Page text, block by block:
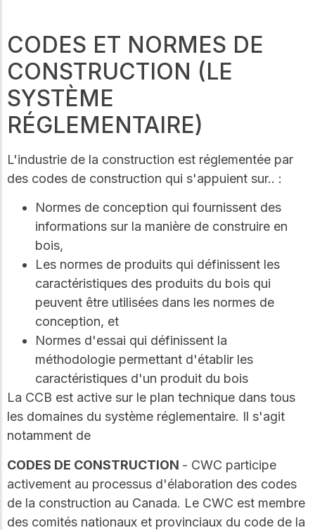
Outils de
conception
Outils et calculateurs
certifiés pour vous
aider à concevoir des
structures en bois
efficaces et durables
sécurité.
en ligne
Développez votre
cours en ligne, des
ateliers et des
formations sur la
construction en bois,
meilleures pratiques.
Réseau
d'innovation
dans le domaine
du bois
Connectez-vous avec
explorez des idées de
pointe qui stimulent
l'innovation dans la
construction en bois et
la durabilité.
avec les dirigeants qui
fournissent la direction
stratégique et la
gouvernance de notre
organisation.
Explorez les offres
d'emploi actuelles et les
développement de
carrière au sein de notre
équipe multidisciplinaire.
Boiseries
Explorez le programme
WoodWorks et
connectez-vous pour
obtenir du support
technique, des conseils
d'experts et accéder à
des ressources pratiques
CODES ET NORMES DE
CONSTRUCTION (LE
SYSTÈME
RÉGLEMENTAIRE)
L'industrie de la construction est réglementée par
des codes de construction qui s'appuient sur.. :
Normes de conception qui fournissent des
informations sur la manière de construire en
bois,
Les normes de produits qui définissent les
caractéristiques des produits du bois qui
peuvent être utilisées dans les normes de
conception, et
Normes d'essai qui définissent la
méthodologie permettant d'établir les
caractéristiques d'un produit du bois
La CCB est active sur le plan technique dans tous
les domaines du système réglementaire. Il s'agit
notamment de
CODES DE CONSTRUCTION - CWC participe
activement au processus d'élaboration des codes
de la construction au Canada. Le CWC est membre
des comités nationaux et provinciaux du code de la